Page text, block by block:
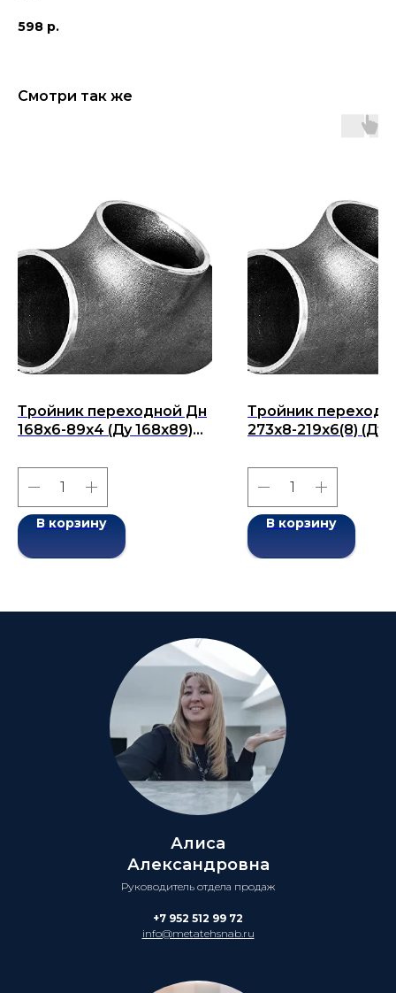
598 р.
Смотри так же
Тройник переходной Дн
168х6-89х4 (Ду 168х89)
2001
В корзину
Тройник
273x8-219x6(8) (Ду
ГОСТ 17376-2001
В корзину
Алиса
Александровна
Руководитель отдела продаж
+7 952 512 99 72
info@metatehsnab.ru